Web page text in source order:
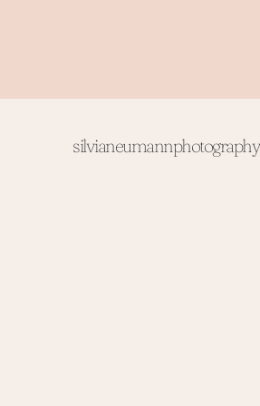
silvianeumannphotography